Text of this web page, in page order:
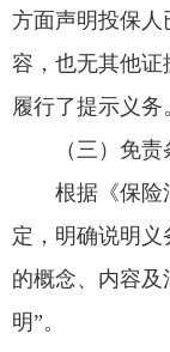
方面声明投保人
容，也无其他
履行了提示义务
（三）免
根据《保险
定，明确说明
的概念、内容
明”。